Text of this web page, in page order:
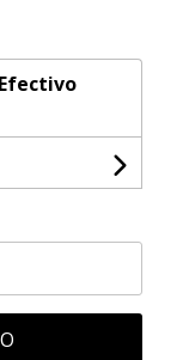
Efectivo